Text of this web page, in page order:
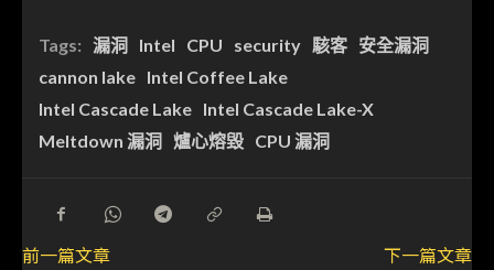
Tags: 漏洞 Intel CPU security 駭客 安全漏洞
cannon lake Intel Coffee Lake
Intel Cascade Lake Intel Cascade Lake-X
Meltdown 漏洞
爐心熔毀 CPU 漏洞
前一篇文章
下一篇文章